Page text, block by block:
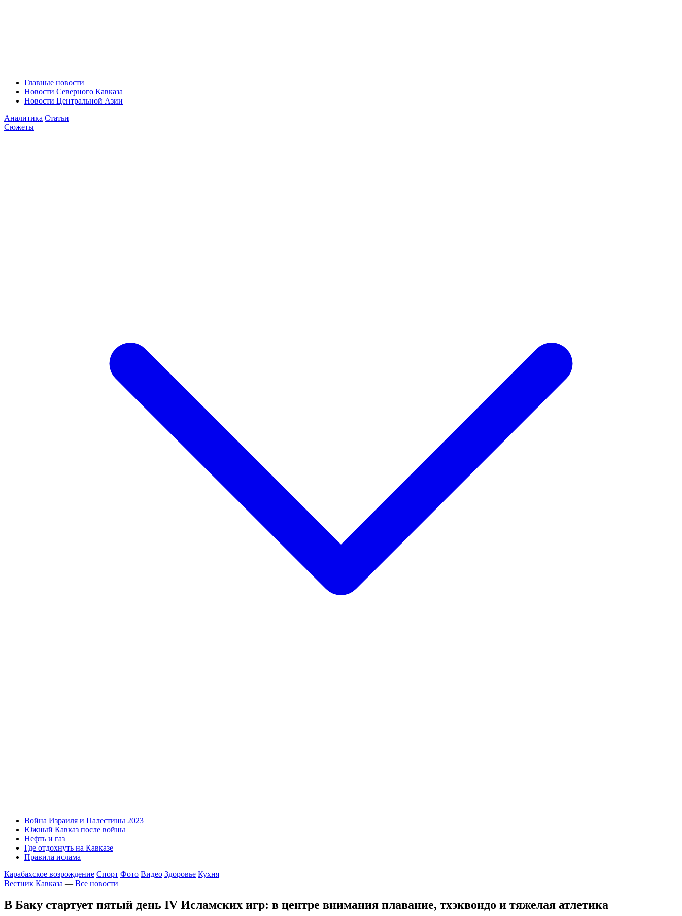
Главные новости
Новости Северного Кавказа
Новости Центральной Азии
Аналитика Статьи
Сюжеты
Война Израиля и Палестины 2023
Южный Кавказ после войны
Нефть и газ
Где отдохнуть на Кавказе
Правила ислама
Карабахское возрождение Спорт Фото Видео Здоровье Кухня
Вестник Кавказа — Все новости
В Баку стартует пятый день IV Исламских игр: в центре внимания плавание, тхэквондо и тяжелая атлетика